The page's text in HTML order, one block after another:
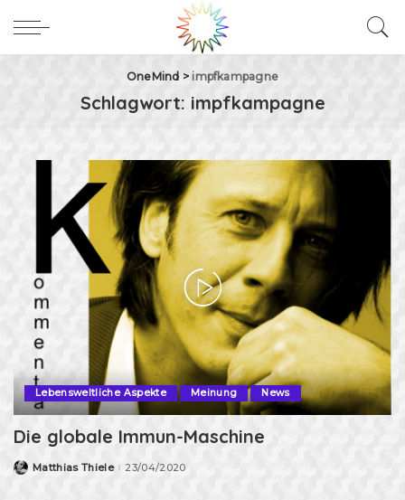
OneMind >impfkampagne
Schlagwort: impfkampagne
Lebensweltliche Aspekte Meinung News
Die globale Immun-Maschine
PostedMatthias Thiele 23/04/2020